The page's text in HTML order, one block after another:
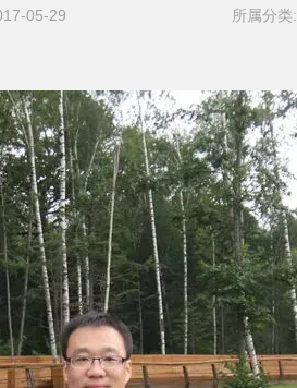
05-29 所属分类: